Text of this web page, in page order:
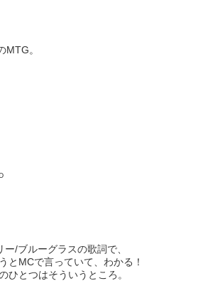
。
/ブルーグラスの歌詞で、
とMCで言っていて、わかる！
ひとつはそういうところ。